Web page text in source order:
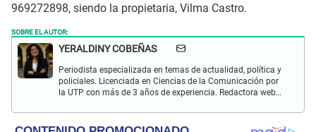
969272898, siendo la propietaria, Vilma Castro.
SOBRE EL AUTOR:
YERALDINY COBEÑAS
Periodista especializada en temas de actualidad, política y
policiales. Licenciada en Ciencias de la Comunicación por
la UTP con más de 3 años de experiencia. Redactora web
en temas relacionados con misterios, películas y series
policiales.